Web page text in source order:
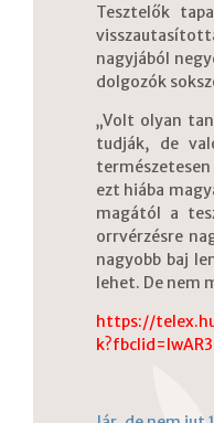
Tesztelők
nagyjából
dolgozók
„Volt olyan
tudják, de
ezt hiába
magától a
orrvérzésre
nagyobb baj
lehet. De nem
https://